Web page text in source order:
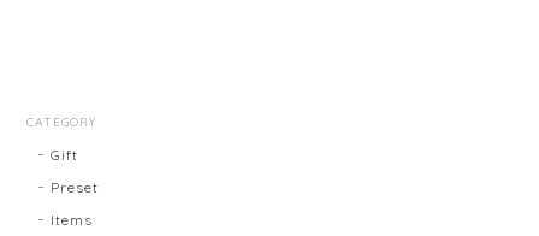
CATEGORY
Gift
Preset
Items